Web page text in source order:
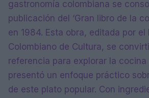
gastronomía colombiana se
publicación del ‘Gran libro de la
en 1984. Esta obra, editada por el
Colombiano de Cultura, se
referencia para explorar la
presentó un enfoque práctico
de este plato popular. Con